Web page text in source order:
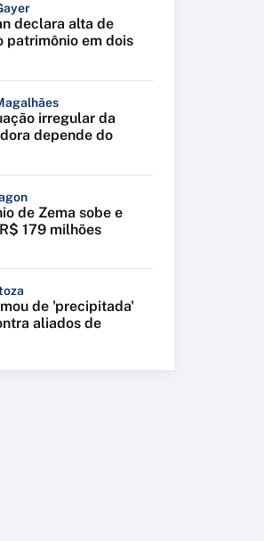
declara alta de
patrimônio em dois
irregular da
depende do
de Zema sobe e
179 milhões
de 'precipitada'
aliados de